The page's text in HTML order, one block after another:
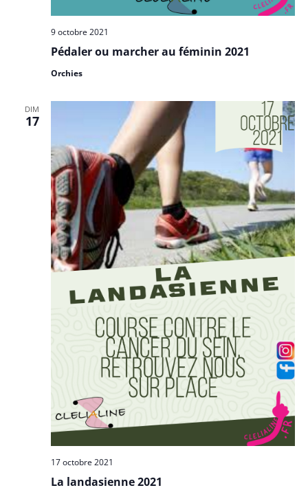
Pédaler ou marcher au féminin 2021
9 octobre 2021
Orchies
DIM
17
La landasienne 2021
17 octobre 2021